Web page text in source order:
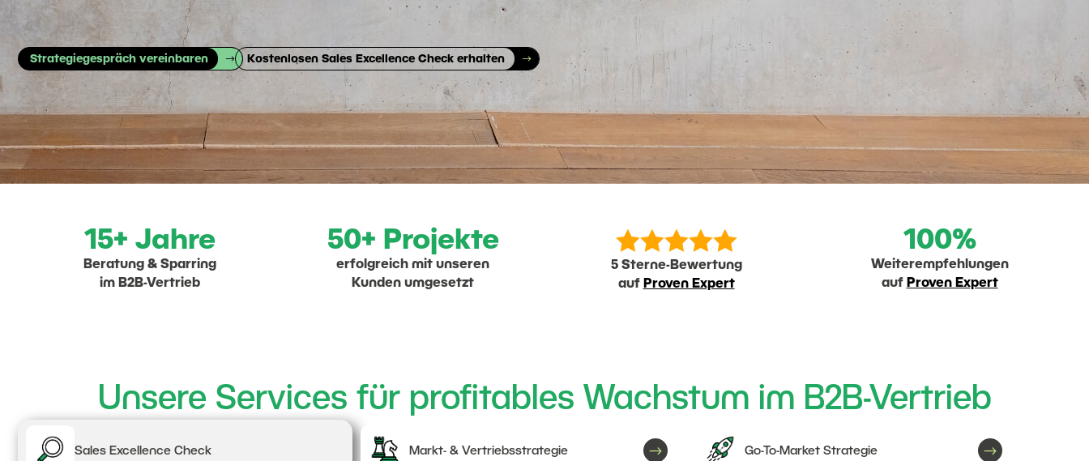
Strategiegespräch vereinbaren Kostenlosen Sales Excellence Check erhalten
15+ Jahre
Beratung & Sparring
im B2B-Vertrieb
50+ Projekte
erfolgreich mit unseren
Kunden umgesetzt

5 Sterne-Bewertung
auf Proven Expert
100%
Weiterempfehlungen
auf Proven Expert
Unsere Services für profitables Wachstum im B2B-Vertrieb
Sales Excellence Check Markt- & Vertriebsstrategie $ Go-To-Market Strategie $